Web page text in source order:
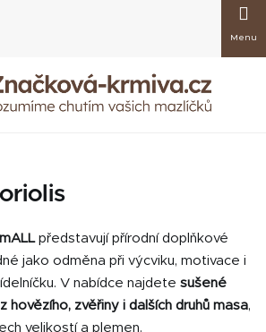
košík
představují přírodní doplňkové
jako odměna při výcviku, motivace i
V nabídce najdete sušené
hovězího, zvěřiny i dalších druhů masa,
velikostí a plemen.